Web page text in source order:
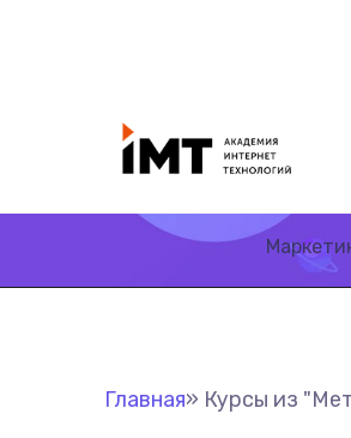
Главная» Курсы из